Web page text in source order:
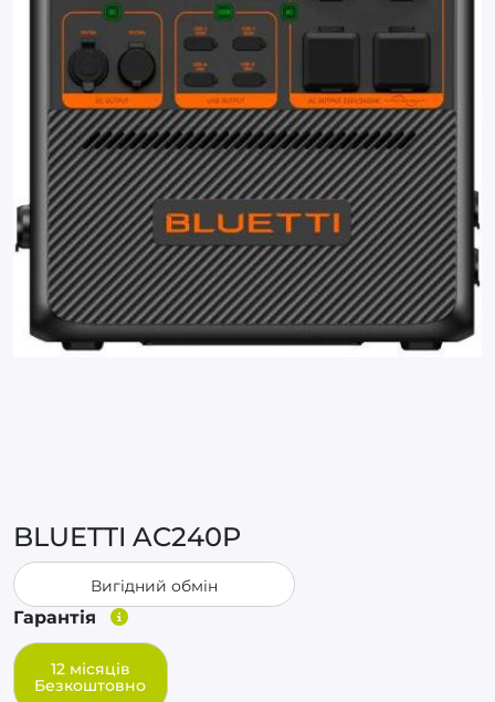
BLUETTI AC240P
Вигідний обмін
Гарантія
12 місяців
Безкоштовно